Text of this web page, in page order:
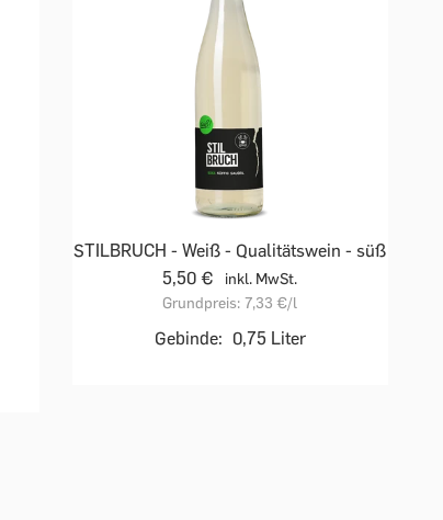
STILBRUCH - Weiß - Qualitätswein - süß
5,50 €
inkl. MwSt.
Grundpreis: 7,33 €/l
Gebinde: 0,75 Liter